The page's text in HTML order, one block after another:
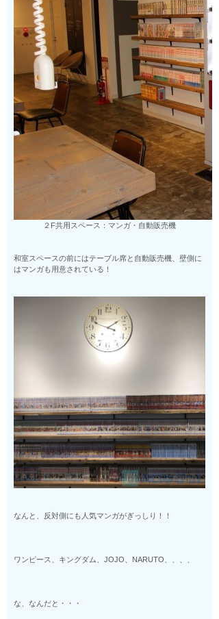
２F共用スペース：マンガ・自動販売機
和室スペースの前にはテーブル席と自動販売機、壁側に
はマンガも用意されている！
なんと、反対側にも人気マンガがぎっしり！！
ワンピース、キングダム、JOJO、NARUTO、、、、
な、なんだと・・・